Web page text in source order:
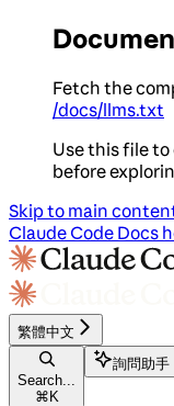
Fetch the
/docs/llms.txt
Use this file to
before
Skip to main
Claude Code Docs
繁體中文
Search...
⌘ K
詢問助手